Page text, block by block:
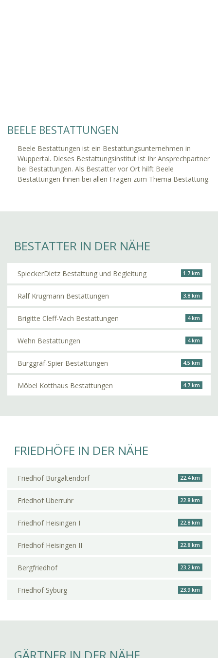
BEELE BESTATTUNGEN
Beele Bestattungen ist ein Bestattungsunternehmen in
Wuppertal. Dieses Bestattungsinstitut ist Ihr Ansprechpartner
bei Bestattungen. Als Bestatter vor Ort hilft Beele
Bestattungen Ihnen bei allen Fragen zum Thema Bestattung.
BESTATTER IN DER NÄHE
SpieckerDietz Bestattung und Begleitung 1.7 km
Ralf Krugmann Bestattungen 3.8 km
Brigitte Cleff-Vach Bestattungen 4 km
Wehn Bestattungen 4 km
Burggräf-Spier Bestattungen 4.5 km
Möbel Kotthaus Bestattungen 4.7 km
FRIEDHÖFE IN DER NÄHE
Friedhof Burgaltendorf 22.4 km
Friedhof Überruhr 22.8 km
Friedhof Heisingen I 22.8 km
Friedhof Heisingen II 22.8 km
Bergfriedhof 23.2 km
Friedhof Syburg 23.9 km